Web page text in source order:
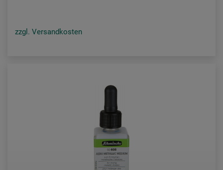
zzgl. Versandkosten